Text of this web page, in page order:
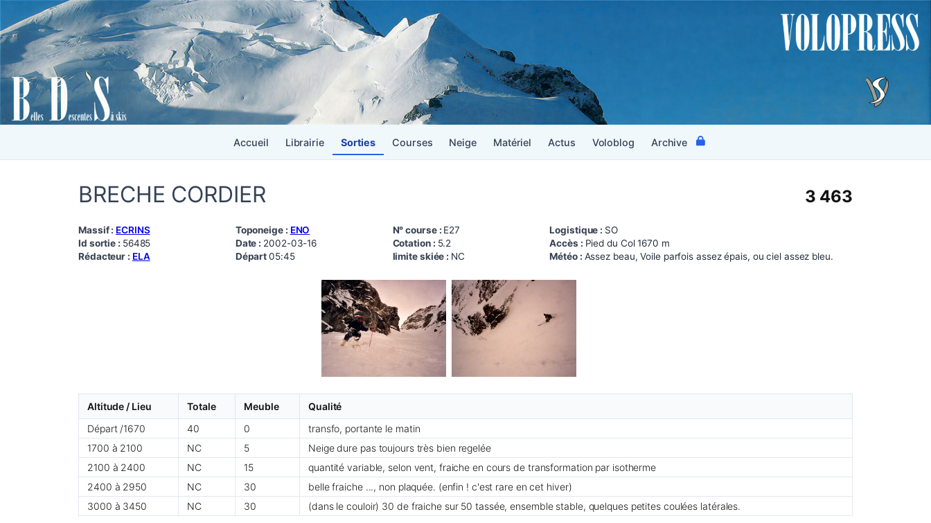
Accueil Librairie Sorties Courses Neige Matériel Actus Voloblog Archive
BRECHE CORDIER 3 463
Massif : ECRINS
Id sortie : 56485
Rédacteur : ELA
Toponeige : ENO
Date : 2002-03-16
Départ05:45
N° course : E27
Cotation : 5.2
limite skiée : NC
Logistique : SO
Accès : Pied du Col 1670 m
Météo : Assez beau, Voile parfois assez épais, ou ciel assez bleu.
Altitude / Lieu Totale Meuble
Qualité
Départ /1670
40 0
transfo, portante le matin
1700 à 2100
NC 5
Neige dure pas toujours très bien regelée
2100 à 2400
NC 15
quantité variable, selon vent, fraiche en cours de transformation par isotherme
2400 à 2950
NC 30
belle fraiche ..., non plaquée. (enfin ! c'est rare en cet hiver)
3000 à 3450
NC 30 (dans le couloir) 30 de fraiche sur 50 tassée, ensemble stable, quelques petites coulées latérales.